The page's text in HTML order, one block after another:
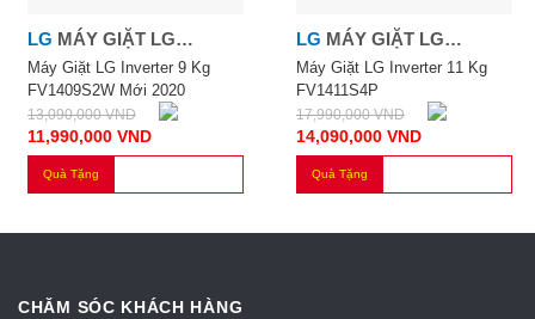
LG MÁY GIẶT LG
INVERTER 9 KG
FV1409S2W
Máy Giặt LG Inverter 9 Kg
FV1409S2W Mới 2020
13,090,000VND
11,990,000 VND
Quà Tặng
LG MÁY GIẶT LG
INVERTER 11 KG
FV1411S4P
Máy Giặt LG Inverter 11 Kg
FV1411S4P
17,990,000VND
14,090,000 VND
Quà Tặng
CHĂM SÓC KHÁCH HÀNG